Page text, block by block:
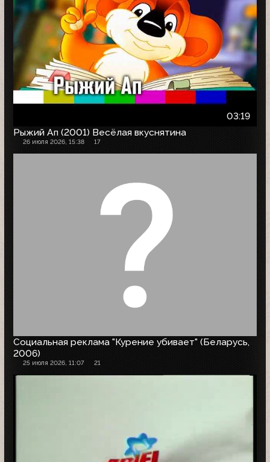
03:19
Рыжий Ап (2001) Весёлая вкуснятина
26 июля 2026, 15:38 17
Социальная реклама "Курение убивает" (Беларусь,
2006)
25 июля 2026, 11:07 21